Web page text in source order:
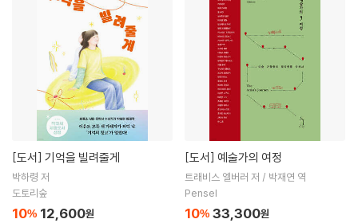
[도서] 기억을 빌려줄게
박하령 저
도토리숲
10% 12,600원
[도서] 예술가의 여정
트래비스 엘버러 저 / 박재연 역
Pensel
10% 33,300원